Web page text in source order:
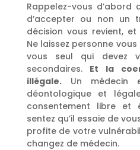
Rappelez-vous
d’accepter ou non un
décision vous revient,
Ne laissez personne
vous seul qui devez
secondaires. Et la
illégale.Un médecin
déontologique et
consentement libre et
sentez qu’il essaie de
profite de votre
changez de médecin.